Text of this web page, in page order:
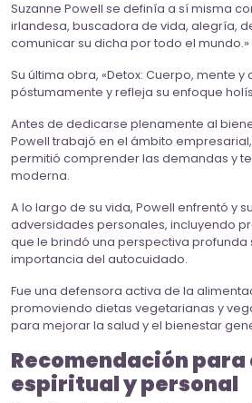
Suzanne Powell se definía a sí misma
irlandesa, buscadora de vida, alegría,
comunicar su dicha por todo el mundo.»
Su última obra, «Detox: Cuerpo, mente
póstumamente y refleja su enfoque
Antes de dedicarse plenamente al
Powell trabajó en el ámbito
permitió comprender las demandas y
moderna.
A lo largo de su vida, Powell enfrentó y
adversidades personales, incluyendo
que le brindó una perspectiva profunda
importancia del autocuidado.
Fue una defensora activa de la
promoviendo dietas vegetarianas y
para mejorar la salud y el bienestar
Recomendación
espiritual y personal